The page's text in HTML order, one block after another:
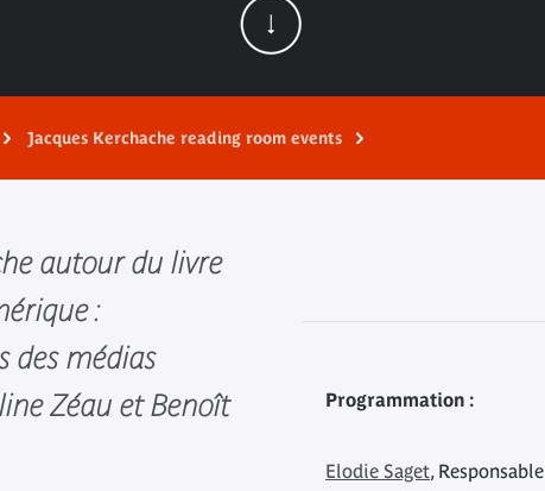
Jacques Kerchache reading room events
autour du livre
:
des médias
Zéau et Benoît
Programmation :
Elodie Saget,